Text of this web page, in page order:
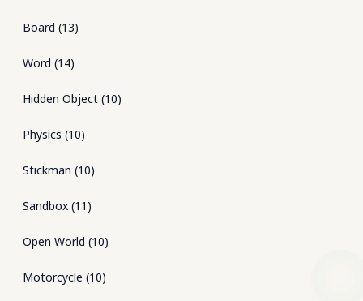
Board (13)
Word (14)
Hidden Object (10)
Physics (10)
Stickman (10)
Sandbox (11 )
Open World (10)
Motorcycle (10)